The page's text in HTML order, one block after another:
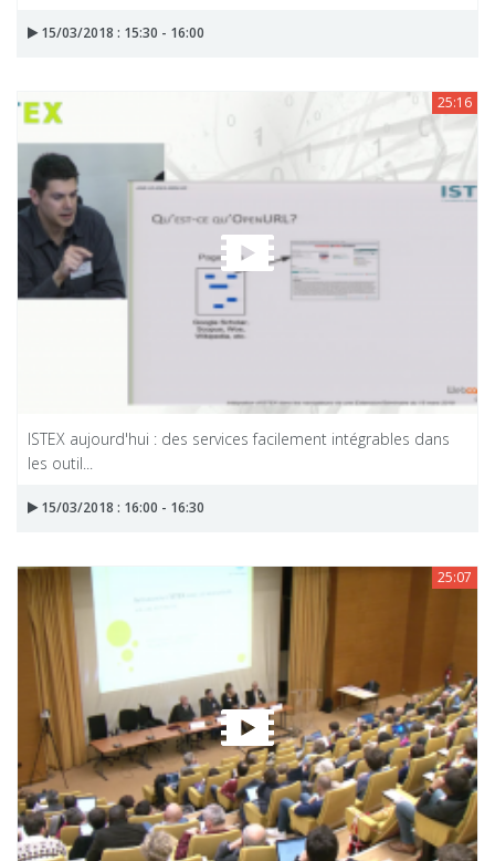
15/03/2018 : 15:30 - 16:00
25:16
ISTEX aujourd'hui : des services facilement intégrables dans
les outil...
15/03/2018 : 16:00 - 16:30
25:07